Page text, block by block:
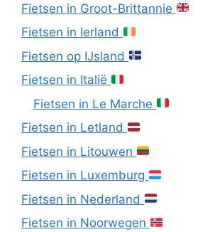
Fietsen in Groot-Brittannie
Fietsen in Ierland
Fietsen op IJsland
Fietsen in Italië
Fietsen in Le Marche
Fietsen in Letland
Fietsen in Litouwen
Fietsen in Luxemburg
Fietsen in Nederland
Fietsen in Noorwegen